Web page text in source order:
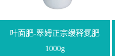
叶面肥-翠姆正宗缓释氮肥
1000g